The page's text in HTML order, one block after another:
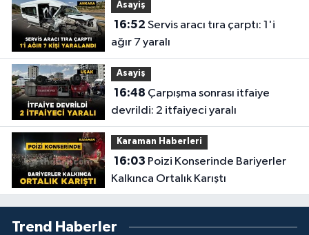
Asayiş
16:52
ağır 7 yaralı
Asayiş
16:48
devrildi: 2 itfaiyeci yaralı
Karaman Haberleri
16:03
Kalkınca Ortalık Karıştı
Trend Haberler